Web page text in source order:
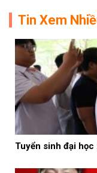
Tin Xem
Tuyển sinh đại học